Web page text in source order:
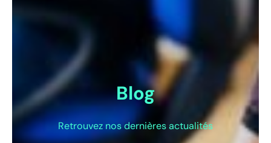
Blog
Retrouvez nos dernières actualités